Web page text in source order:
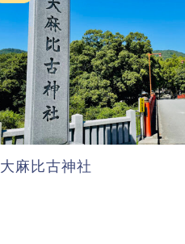
大麻比古神社